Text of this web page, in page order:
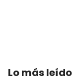
Lo más leído